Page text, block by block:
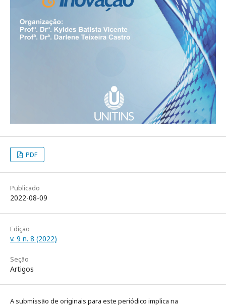
PDF
Publicado
2022-08-09
Edição
v. 9 n. 8 (2022)
Seção
Artigos
A submissão de originais para este periódico implica na